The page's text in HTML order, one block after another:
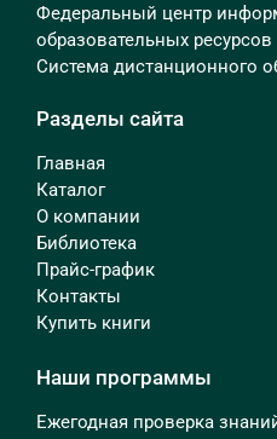
Федеральный центр
образовательных ресурсов
Система дистанционного
Разделы сайта
Главная
Каталог
О компании
Библиотека
Прайс-график
Контакты
Купить книги
Наши программы
Ежегодная проверка